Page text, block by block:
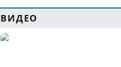
ВИДЕО